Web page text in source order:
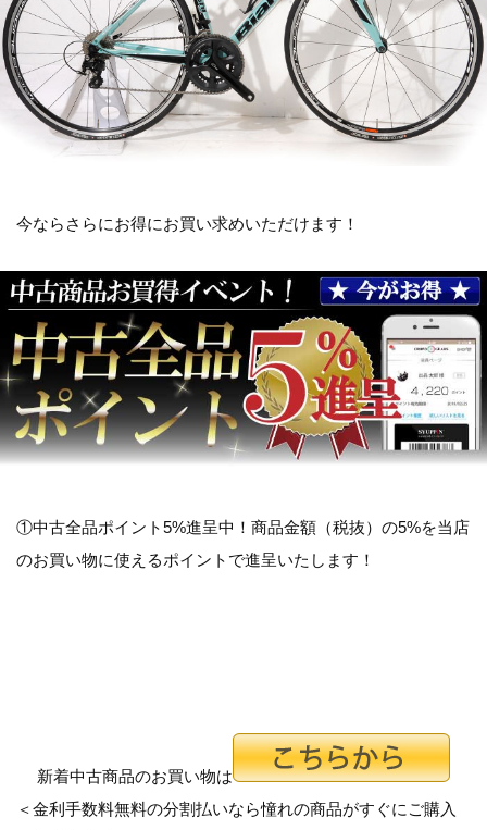
今ならさらにお得にお買い求めいただけます！
①中古全品ポイント5%進呈中！商品金額（税抜）の5%を当店
のお買い物に使えるポイントで進呈いたします！
新着中古商品のお買い物は
＜金利手数料無料の分割払いなら憧れの商品がすぐにご購入